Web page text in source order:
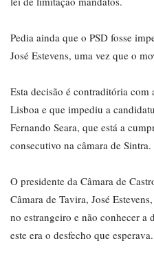
Pedia ainda que o PSD fosse
José Estevens, uma vez que o
Esta decisão é contraditória
Lisboa e que impediu a
Fernando Seara, que está a
consecutivo na câmara de Sintra.
O presidente da Câmara de
Câmara de Tavira, José
no estrangeiro e não conhecer a
este era o desfecho que esperava.